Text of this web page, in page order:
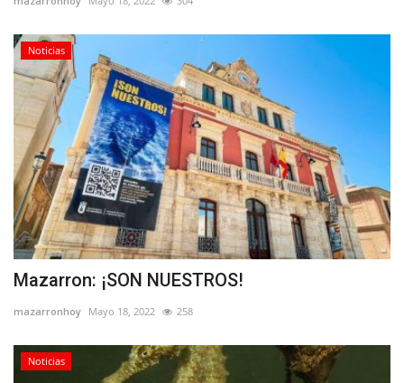
Noticias
Mazarron: ¡SON NUESTROS!
mazarronhoy Mayo 18, 2022 258
Noticias